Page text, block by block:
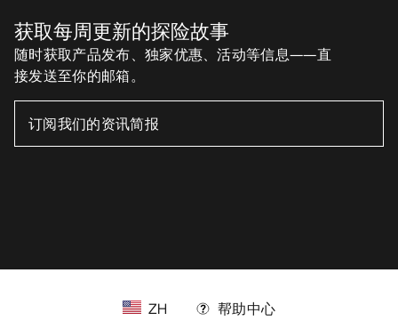
获取每周更新的探险故事
随时获取产品发布、独家优惠、活动等信息——直
接发送至你的邮箱。
ZH 帮助中心